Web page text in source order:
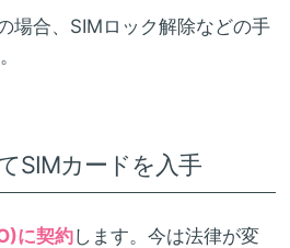
場合、SIMロック解除などの手
SIMカードを入手
に契約します。今は法律が変